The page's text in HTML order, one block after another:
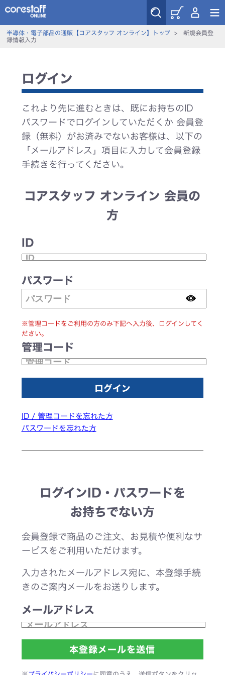
半導体・電子部品の通販【コアスタッフ オンライン】トップ> 新規会員登
録情報入力
ログイン
これより先に進むときは、既にお持ちのID
パスワードでログインしていただくか 会員登
録（無料）がお済みでないお客様は、以下の
「メールアドレス」項目に入力して会員登録
手続きを行ってください。
コアスタッフ オンライン 会員の
方
ID
パスワード
※管理コードをご利用の方のみ下記へ入力後、ログインしてく
ださい。
管理コード
ID / 管理コードを忘れた方
パスワードを忘れた方
ログインID・パスワードを
お持ちでない方
会員登録で商品のご注文、お見積や便利なサ
ービスをご利用いただけます。
入力されたメールアドレス宛に、本登録手続
きのご案内メールをお送りします。
メールアドレス